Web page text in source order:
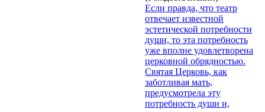
Если правда, что театр
отвечает известной
эстетической потребности
души, то эта потребность
уже вполне удовлетворена
церковной обрядностью.
Святая Церковь, как
заботливая мать,
предусмотрела эту
потребность души и,